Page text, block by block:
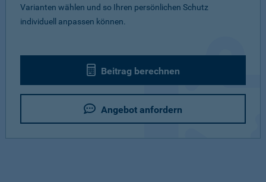
Varianten wählen und so Ihren persönlichen Schutz
individuell anpassen können.
Beitrag berechnen
Angebot anfordern